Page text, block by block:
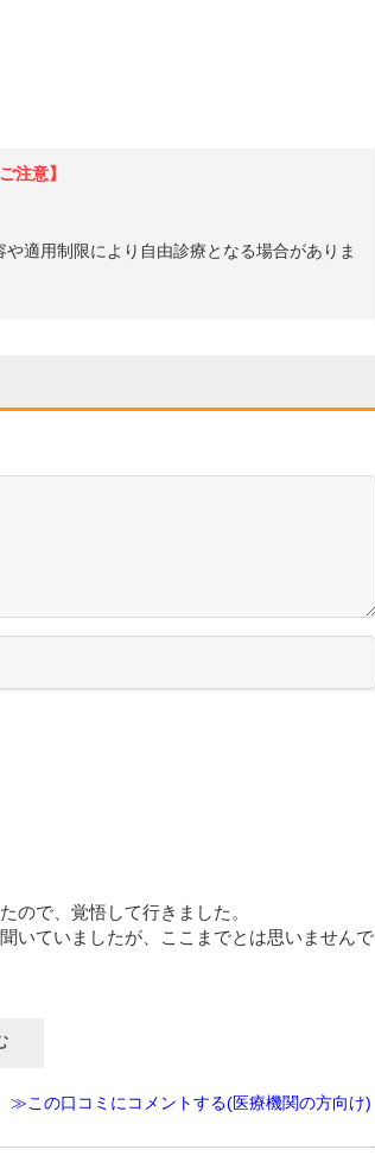
注意】
適用制限により自由診療となる場合がありま
ので、覚悟して行きました。
いていましたが、ここまでとは思いませんで
≫この口コミにコメントする(医療機関の方向け)